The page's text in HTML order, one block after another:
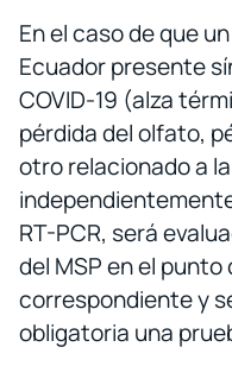
En el caso de que
Ecuador presente
COVID-19 (alza
pérdida del olfato,
otro relacionado a la
RT-PCR, será
del MSP en el
correspondiente y
obligatoria una